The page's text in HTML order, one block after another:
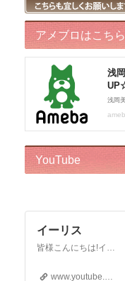
アメブロはこちら
YouTube
イーリス
皆様こんにちは!イーリスです! ドリーバーチュー博士公認 エンジェル・イントゥイティブ（AI）™です。 心理カウンセラー、カードセラピスト、アドバイザー、執筆をしております。 このチャンネルはボランティアでお届けしております。私自身がオラクルカードに救われた一人なので、 誰かのお役に立ちたいという気持ちからスタートいたしました! ※2018年12月22日から…
www.youtube.com